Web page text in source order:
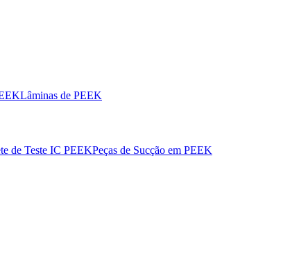
Lâminas de PEEK
de Teste IC PEEKPeças de Sucção em PEEK